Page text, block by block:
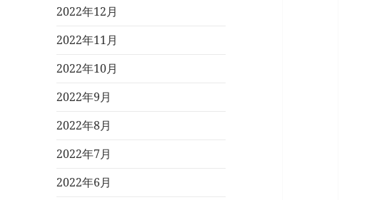
2022年12月
2022年11月
2022年10月
2022年9月
2022年8月
2022年7月
2022年6月